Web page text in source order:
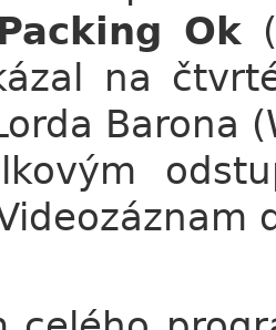
Packing Ok (
na
Barona